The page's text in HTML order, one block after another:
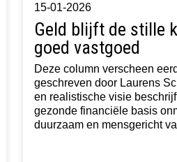
15-01-2026
Geld blijft de stille
goed vastgoed
Deze column verscheen
geschreven door Laurens
en realistische visie
gezonde financiële basis
duurzaam en mensgericht